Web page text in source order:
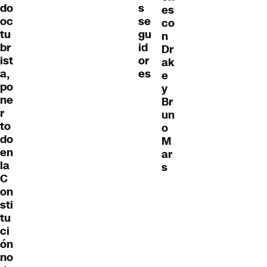
do
oc
tu
br
ist
a,
po
ne
r
to
do
en
la
C
on
sti
tu
ci
ón
no
s
se
gu
id
or
es
es
co
n
Dr
ak
e
y
Br
un
o
M
ar
s